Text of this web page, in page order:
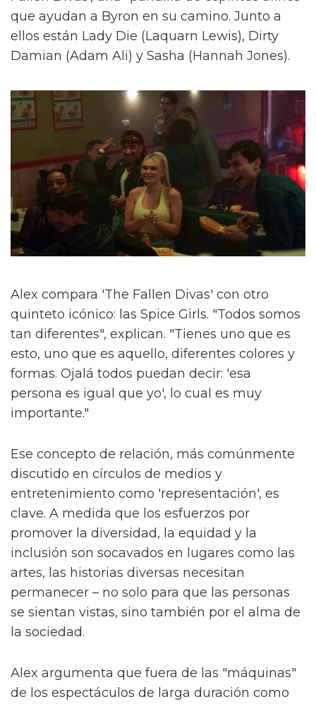
que ayudan a Byron en su camino. Junto a
ellos están Lady Die (Laquarn Lewis), Dirty
Damian (Adam Ali) y Sasha (Hannah Jones).
Alex compara 'The Fallen Divas' con otro
quinteto icónico: las Spice Girls. "Todos somos
tan diferentes", explican. "Tienes uno que es
esto, uno que es aquello, diferentes colores y
formas. Ojalá todos puedan decir: 'esa
persona es igual que yo', lo cual es muy
importante."
Ese concepto de relación, más comúnmente
discutido en círculos de medios y
entretenimiento como 'representación', es
clave. A medida que los esfuerzos por
promover la diversidad, la equidad y la
inclusión son socavados en lugares como las
artes, las historias diversas necesitan
permanecer – no solo para que las personas
se sientan vistas, sino también por el alma de
la sociedad.
Alex argumenta que fuera de las "máquinas"
de los espectáculos de larga duración como